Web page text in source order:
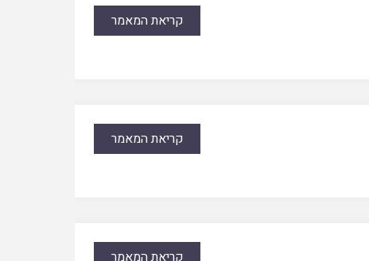
קריאת המאמר
קריאת המאמר
קריאת המאמר